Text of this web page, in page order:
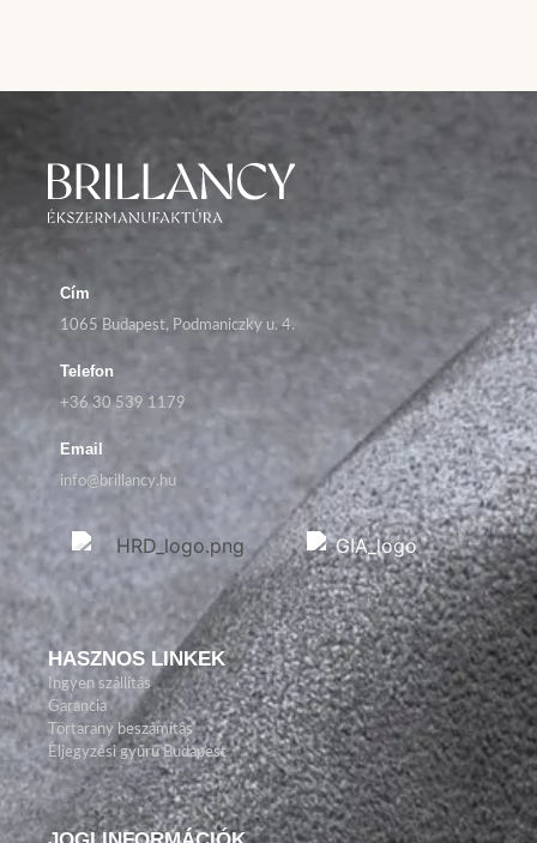
Cím
1065 Budapest, Podmaniczky u. 4.
Telefon
+36 30 539 1179
Email
info@brillancy.hu
HASZNOS LINKEK
Ingyen szállítás
Garancia
Törtarany beszámítás
Eljegyzési gyűrű Budapest